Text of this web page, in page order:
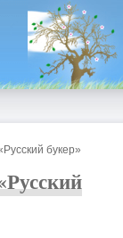
букер»